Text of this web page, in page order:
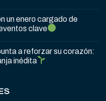
un enero cargado de
clave
a reforzar su corazón:
inédita